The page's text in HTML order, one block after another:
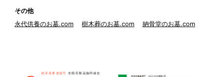
その他
永代供養のお墓.com
樹木葬のお墓.com 納骨堂のお墓.com